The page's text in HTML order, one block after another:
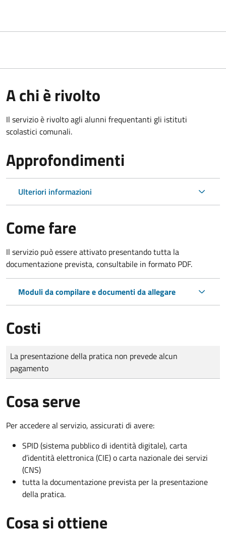
A chi è rivolto
Il servizio è rivolto agli alunni frequentanti gli istituti
scolastici comunali.
Approfondimenti
Ulteriori informazioni
Come fare
Il servizio può essere attivato presentando tutta la
documentazione prevista, consultabile in formato PDF.
Moduli da compilare e documenti da allegare
Costi
Tipo di pagamento
Importo
La presentazione della pratica non prevede alcun
pagamento
Cosa serve
Per accedere al servizio, assicurati di avere:
SPID (sistema pubblico di identità digitale), carta
d’identità elettronica (CIE) o carta nazionale dei servizi
(CNS)
tutta la documentazione prevista per la presentazione
della pratica.
Cosa si ottiene